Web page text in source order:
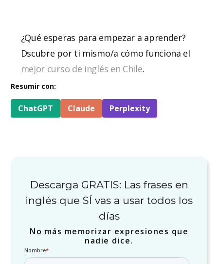
Descarga GRATIS: Las frases en
inglés que SÍ vas a usar todos los
días
No más memorizar expresiones que
nadie dice.
¿Qué esperas para empezar a aprender?
Dscubre por ti mismo/a cómo funciona el
mejor curso de inglés en Chile.
Resumir con:
ChatGPT Claude Perplexity